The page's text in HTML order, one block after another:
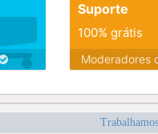
Suporte
100% grátis
Moderadores